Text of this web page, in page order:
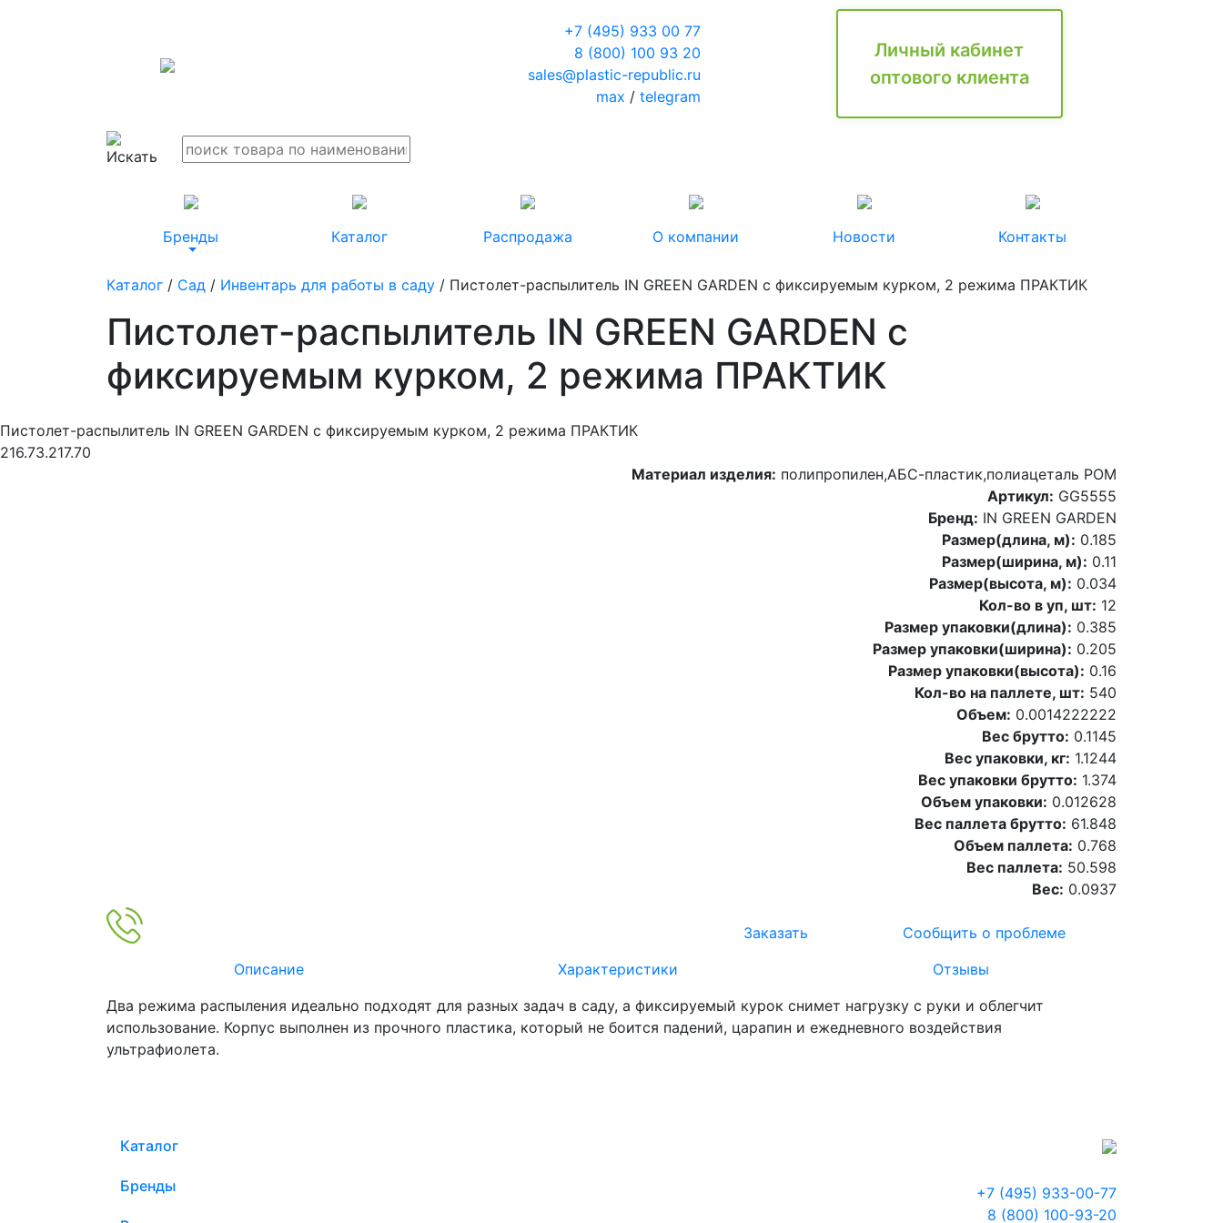
+7 (495) 933 00 77
8 (800) 100 93 20
sales@plastic-republic.ru
max / telegram
Личный кабинет
оптового клиента
Бренды Каталог Распродажа О компании Новости Контакты
Каталог / Сад / Инвентарь для работы в саду / Пистолет-распылитель IN GREEN GARDEN с фиксируемым курком, 2 режима ПРАКТИК
Пистолет-распылитель IN GREEN GARDEN с
фиксируемым курком, 2 режима ПРАКТИК
Пистолет-распылитель IN GREEN GARDEN с фиксируемым курком, 2 режима ПРАКТИК
216.73.217.70
Материал изделия: полипропилен,АБС-пластик,полиацеталь POM
Артикул: GG5555
Бренд: IN GREEN GARDEN
Размер(длина, м): 0.185
Размер(ширина, м): 0.11
Размер(высота, м): 0.034
Кол-во в уп, шт: 12
Размер упаковки(длина): 0.385
Размер упаковки(ширина): 0.205
Размер упаковки(высота): 0.16
Кол-во на паллете, шт: 540
Объем: 0.0014222222
Вес брутто: 0.1145
Вес упаковки, кг: 1.1244
Вес упаковки брутто: 1.374
Объем упаковки: 0.012628
Вес паллета брутто: 61.848
Объем паллета: 0.768
Вес паллета: 50.598
Вес: 0.0937
Заказать
Сообщить о проблеме
Описание
Характеристики
Отзывы
Два режима распыления идеально подходят для разных задач в саду, а фиксируемый курок снимет нагрузку с руки и облегчит
использование. Корпус выполнен из прочного пластика, который не боится падений, царапин и ежедневного воздействия
ультрафиолета.
Каталог
Бренды
+7 (495) 933-00-77
8 (800) 100-93-20